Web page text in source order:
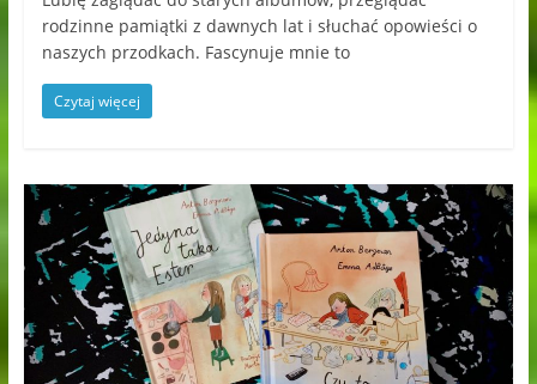
rodzinne pamiątki z dawnych lat i słuchać opowieści o
naszych przodkach. Fascynuje mnie to
Czytaj więcej